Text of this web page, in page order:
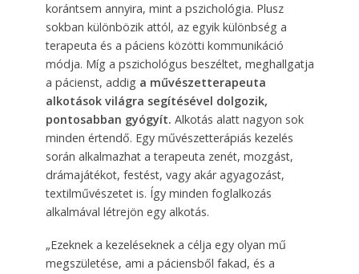
korántsem annyira, mint a pszichológia. Plusz
sokban különbözik attól, az egyik különbség a
terapeuta és a páciens közötti kommunikáció
módja. Míg a pszichológus beszéltet, meghallgatja
a pácienst, addig a művészetterapeuta
alkotások világra segítésével dolgozik,
pontosabban gyógyít. Alkotás alatt nagyon sok
minden értendő. Egy művészetterápiás kezelés
során alkalmazhat a terapeuta zenét, mozgást,
drámajátékot, festést, vagy akár agyagozást,
textilművészetet is. Így minden foglalkozás
alkalmával létrejön egy alkotás.
„Ezeknek a kezeléseknek a célja egy olyan mű
megszületése, ami a páciensből fakad, és a